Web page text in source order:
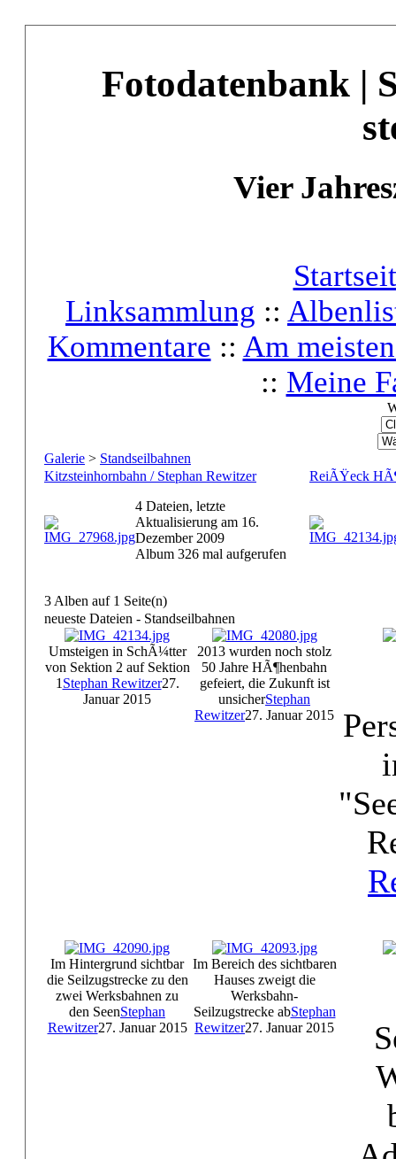
Fotodatenbank |
Vier
Linksammlung ::
Kommentare :: Am
:: Meine
Galerie > Standseilbahnen
Kitzsteinhornbahn / Stephan Rewitzer
4 Dateien, letzte
Aktualisierung am 16.
Dezember 2009
Album 326 mal aufgerufen
ReiÃŸeck
3 Alben auf 1 Seite(n)
neueste Dateien - Standseilbahnen
Umsteigen in SchÃ¼tter
von Sektion 2 auf Sektion
1 Stephan Rewitzer27.
Januar 2015
2013 wurden noch stolz
50 Jahre HÃ¶henbahn
gefeiert, die Zukunft ist
unsicherStephan
Rewitzer27. Januar 2015
Im Hintergrund sichtbar
die Seilzugstrecke zu den
zwei Werksbahnen zu
den SeenStephan
Rewitzer27. Januar 2015
Im Bereich des sichtbaren
Hauses zweigt die
Werksbahn-
Seilzugstrecke abStephan
Rewitzer27. Januar 2015